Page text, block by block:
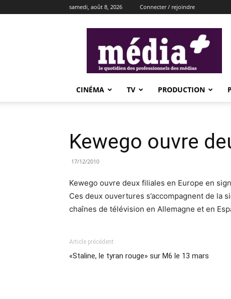
samedi, août 8, 2026 Connecter / rejoindre
CINÉMA TV PRODUCTION
Kewego ouvre
17/12/2010
Kewego ouvre deux filiales en Europe en
Ces deux ouvertures s’accompagnent de la
chaînes de télévision en Allemagne et en
Article précédent
«Staline, le tyran rouge» sur M6 le 13 mars